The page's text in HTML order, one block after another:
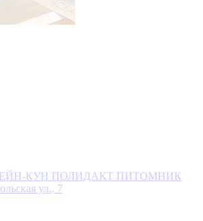
КУН ПОЛИДАКТ ПИТОМНИК
ул., 7